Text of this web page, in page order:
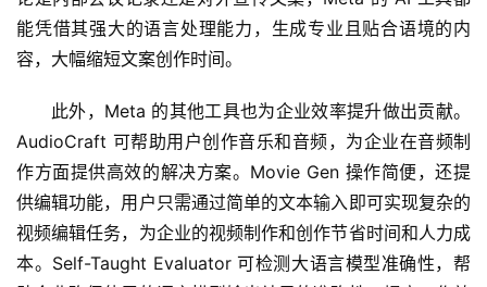
能凭借其强大的语言处理能力，生成专业且贴合语境的内
容，大幅缩短文案创作时间。
此外，Meta 的其他工具也为企业效率提升做出贡献。
AudioCraft 可帮助用户创作音乐和音频，为企业在音频制
作方面提供高效的解决方案。Movie Gen 操作简便，还提
供编辑功能，用户只需通过简单的文本输入即可实现复杂的
视频编辑任务，为企业的视频制作和创作节省时间和人力成
本。Self-Taught Evaluator 可检测大语言模型准确性，帮